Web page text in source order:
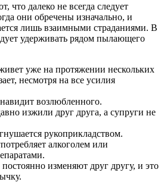
что далеко не всегда следует
они обречены изначально, и
лишь взаимными страданиями. В
удерживать рядом пылающего
уже на протяжении нескольких
несмотря на все усилия
возлюбленного.
изжили друг друга, а супруги не
рукоприкладством.
алкоголем или
изменяют друг другу, и это